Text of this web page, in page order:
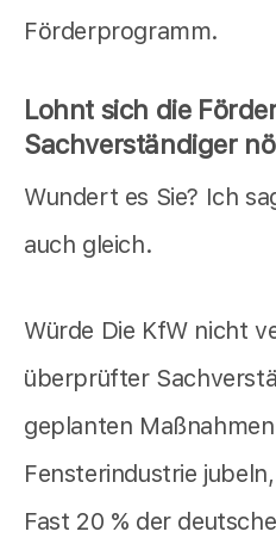
Förderprogramm.
Lohnt sich die
Sachverständiger
Wundert es Sie? Ich
auch gleich.
Würde Die KfW nicht
überprüfter
geplanten
Fensterindustrie
Fast 20 % der